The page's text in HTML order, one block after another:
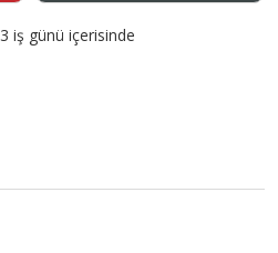
3 iş günü içerisinde